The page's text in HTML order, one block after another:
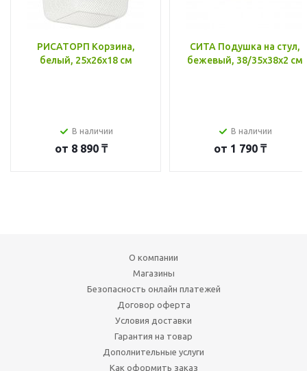
РИСАТОРП Корзина,
белый, 25x26x18 см
В наличии
от 8 890 ₸
СИТА Подушка на стул,
бежевый, 38/35x38x2 см
В наличии
от 1 790 ₸
О компании
Магазины
Безопасность онлайн платежей
Договор оферта
Условия доставки
Гарантия на товар
Дополнительные услуги
Как оформить заказ